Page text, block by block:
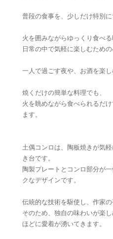
普段の食事を、少しだけ特別に
火を囲みながらゆっくり食べる
日常の中で気軽に楽しむための
一人で過ごす夜や、お酒を楽し
焼くだけの簡単な料理でも、
火を眺めながら食べられるだ
ます。
土偶コンロは、陶板焼きが気
き台です。
陶製プレートとコンロ部分が
クなデザインです。
伝統的な技術を駆使し、作家
そのため、独自の味わいが楽
ほどに愛着が湧いてきます。